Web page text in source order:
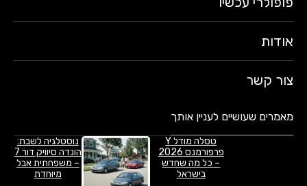
אודות
צור קשר
מאמרים שעושיים לעניין אותך
טסלה מודל Y
פרפורמנס 2026
– כל מה שחדש
בישראל
נוסטלגיה לשבת:
הונדה סיוויק דור 7
– משפחתית אבל
מיוחדת